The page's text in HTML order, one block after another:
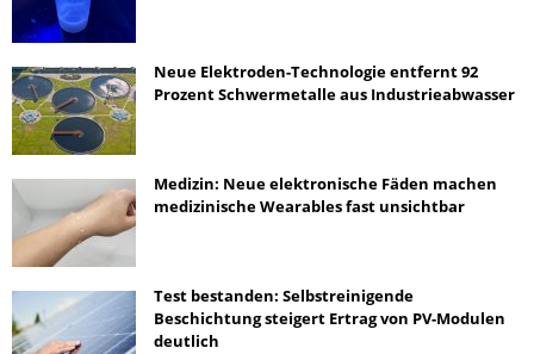
Neue Elektroden-Technologie entfernt 92
Prozent Schwermetalle aus Industrieabwasser
Medizin: Neue elektronische Fäden machen
medizinische Wearables fast unsichtbar
Test bestanden: Selbstreinigende
Beschichtung steigert Ertrag von PV-Modulen
deutlich